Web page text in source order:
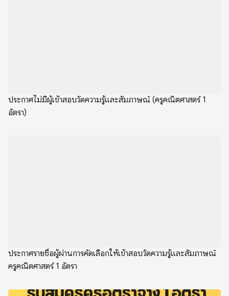
ประกาศไม่มีผู้เข้าสอบวัดความรู้และสัมภาษณ์ (ครูคณิตศาสตร์ 1
อัตรา)
ประกาศรายชื่อผู้ผ่านการคัดเลือกให้เข้าสอบวัดความรู้และสัมภาษณ์
ครูคณิตศาสตร์ 1 อัตรา